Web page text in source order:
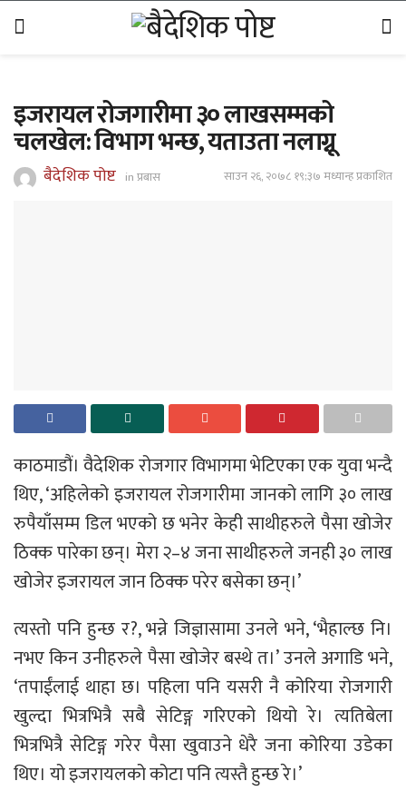
इजरायल रोजगारीमा ३० लाखसम्मको
चलखेल: विभाग भन्छ, यताउता नलाग्नू
बैदेशिक पोष्ट inप्रबास साउन २६, २०७८ १९;३७ मध्यान्ह प्रकाशित
काठमाडौं। वैदेशिक रोजगार विभागमा भेटिएका एक युवा भन्दै
थिए, ‘अहिलेको इजरायल रोजगारीमा जानको लागि ३० लाख
रुपैयाँसम्म डिल भएको छ भनेर केही साथीहरुले पैसा खोजेर
ठिक्क पारेका छन्। मेरा २–४ जना साथीहरुले जनही ३० लाख
खोजेर इजरायल जान ठिक्क परेर बसेका छन्।’
त्यस्तो पनि हुन्छ र?, भन्ने जिज्ञासामा उनले भने, ‘भैहाल्छ नि।
नभए किन उनीहरुले पैसा खोजेर बस्थे त।’ उनले अगाडि भने,
‘तपाईंलाई थाहा छ। पहिला पनि यसरी नै कोरिया रोजगारी
खुल्दा भित्रभित्रै सबै सेटिङ्ग गरिएको थियो रे। त्यतिबेला
भित्रभित्रै सेटिङ्ग गरेर पैसा खुवाउने धेरै जना कोरिया उडेका
थिए। यो इजरायलको कोटा पनि त्यस्तै हुन्छ रे।’